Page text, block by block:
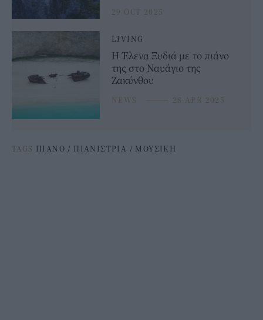
29 OCT 2025
LIVING
Η Έλενα Ξυδιά με το πιάνο
της στο Ναυάγιο της
Ζακύνθου
NEWS ⸻ 28 APR 2025
TAGS ΠΙΑΝΟ / ΠΙΑΝΙΣΤΡΙΑ / ΜΟΥΣΙΚΗ